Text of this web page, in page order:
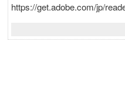
https://get.adobe.com/jp/